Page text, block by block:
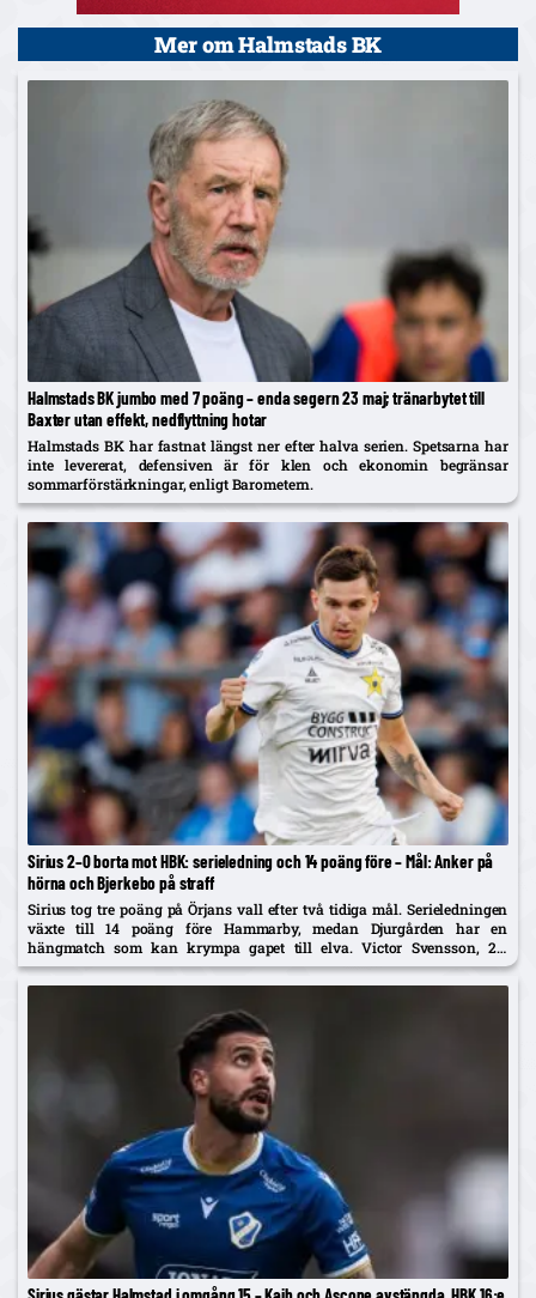
Mer om Halmstads BK
Halmstads BK jumbo med 7 poäng – enda segern 23 maj; tränarbytet till
Baxter utan effekt, nedflyttning hotar
Halmstads BK har fastnat längst ner efter halva serien. Spetsarna har
inte levererat, defensiven är för klen och ekonomin begränsar
sommarförstärkningar, enligt Barometern.
Sirius 2–0 borta mot HBK: serieledning och 14 poäng före – Mål: Anker på
hörna och Bjerkebo på straff
Sirius tog tre poäng på Örjans vall efter två tidiga mål. Serieledningen
växte till 14 poäng före Hammarby, medan Djurgården har en
hängmatch som kan krympa gapet till elva. Victor Svensson, 20,
startade centralt i Melker Heiers frånvaro.